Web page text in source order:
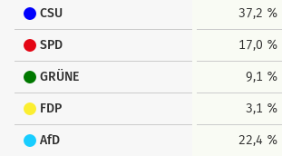
CSU 37,2 %
SPD 17,0 %
GRÜNE 9,1 %
FDP 3,1 %
AfD 22,4 %